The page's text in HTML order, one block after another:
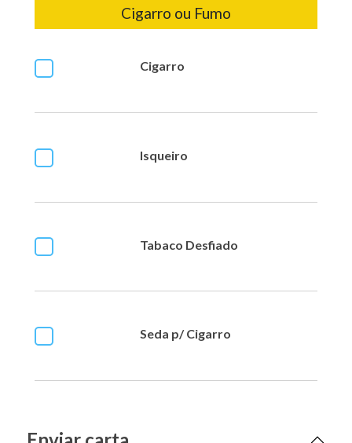
Cigarro ou Fumo
Cigarro
Isqueiro
Tabaco Desfiado
Seda p/ Cigarro